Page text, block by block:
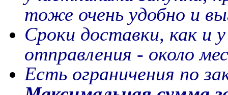
тоже очень удобно и
Сроки доставки, как и
отправления - около
Есть ограничения по